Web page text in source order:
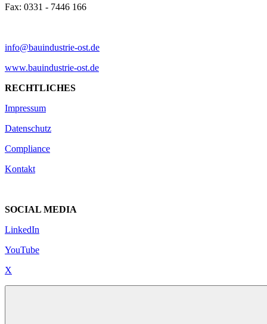
Fax: 0331 - 7446 166
info@bauindustrie-ost.de
www.bauindustrie-ost.de
RECHTLICHES
Impressum
Datenschutz
Compliance
Kontakt
SOCIAL MEDIA
LinkedIn
YouTube
X